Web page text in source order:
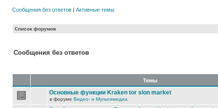
Сообщения без ответов | Активные темы
Список форумов
Сообщения без ответов
Темы
Основные функции Kraken tor slon market
в форуме Видео- и Мультимедиа